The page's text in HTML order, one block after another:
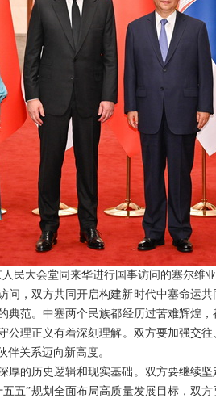
民大会堂同来华进行国事访问的塞尔维
问，双方共同开启构建新时代中塞命运
典范。中塞两个民族都经历过苦难辉煌
公理正义有着深刻理解。双方要加强交
关系迈向新高度。
厚的历史逻辑和现实基础。双方要继续
五”规划全面布局高质量发展目标，双